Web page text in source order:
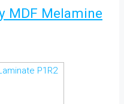
MDF Melamine